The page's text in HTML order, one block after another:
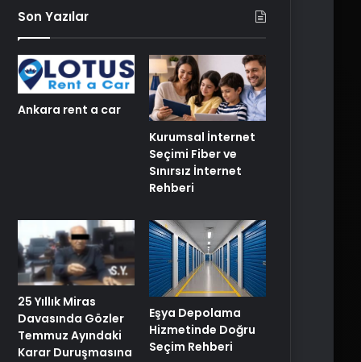
Son Yazılar
Ankara rent a car
Kurumsal İnternet
Seçimi Fiber ve
Sınırsız İnternet
Rehberi
25 Yıllık Miras
Davasında Gözler
Temmuz Ayındaki
Karar Duruşmasına
Eşya Depolama
Hizmetinde Doğru
Seçim Rehberi